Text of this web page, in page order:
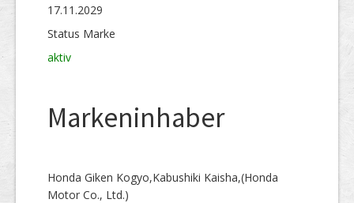
17.11.2029
Status Marke
aktiv
Markeninhaber
Honda Giken Kogyo,Kabushiki Kaisha,(Honda
Motor Co., Ltd.)